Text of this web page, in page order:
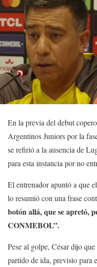
En la previa del debut
Argentinos Juniors por la
se refirió a la ausencia de
para esta instancia por no
El entrenador apuntó a que
lo resumió con una frase
botón allá, que se apretó,
CONMEBOL”.
Pese al golpe, César dijo
partido de ida, previsto para